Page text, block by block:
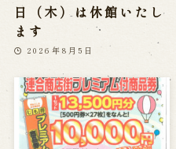
日（木）は休館いたし
ます
2026年8月5日